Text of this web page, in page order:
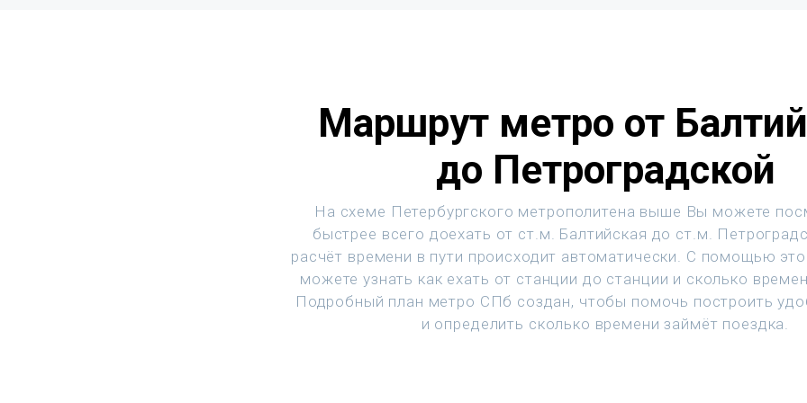
Маршрут метро от
до Петроградской
На схеме Петербургского метрополитена выше Вы можете
быстрее всего доехать от ст.м. Балтийская до ст.м.
расчёт времени в пути происходит автоматически. С помощью
можете узнать как ехать от станции до станции и сколько
Подробный план метро СПб создан, чтобы помочь построить
и определить сколько времени займёт поездка.